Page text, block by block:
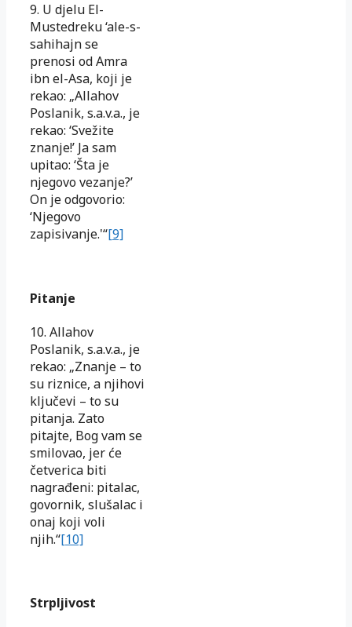
9. U djelu El-
Mustedreku ‘ale-s-
sahihajn se
prenosi od Amra
ibn el-Asa, koji je
rekao: „Allahov
Poslanik, s.a.v.a., je
rekao: ‘Svežite
znanje!’ Ja sam
upitao: ‘Šta je
njegovo vezanje?’
On je odgovorio:
‘Njegovo
zapisivanje.'“[9]
Pitanje
10. Allahov
Poslanik, s.a.v.a., je
rekao: „Znanje – to
su riznice, a njihovi
ključevi – to su
pitanja. Zato
pitajte, Bog vam se
smilovao, jer će
četverica biti
nagrađeni: pitalac,
govornik, slušalac i
onaj koji voli
njih.“[10]
Strpljivost